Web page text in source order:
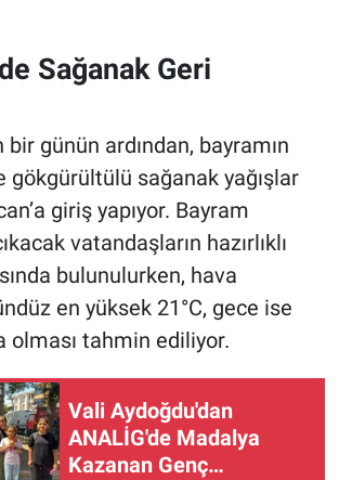
Sağanak Geri
günün ardından, bayramın
gökgürültülü sağanak yağışlar
giriş yapıyor. Bayram
vatandaşların hazırlıklı
bulunulurken, hava
en yüksek 21°C, gece ise
olması tahmin ediliyor.
Vali Aydoğdu'dan
ANALİG'de Madalya
Kazanan Genç